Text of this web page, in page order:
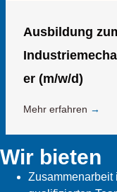
Ausbildung
er (m/w/d)
Mehr erfahren →
Wir bieten
Zusammenarbeit